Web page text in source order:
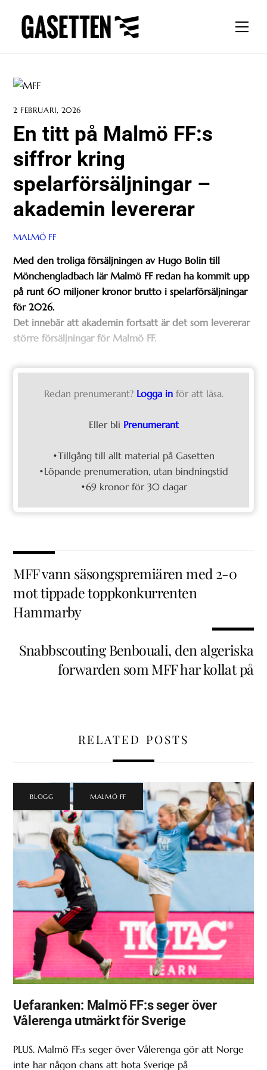
content
2 FEBRUARI, 2026
En titt på Malmö FF:s
siffror kring
spelarförsäljningar –
akademin levererar
MALMÖ FF
Med den troliga försäljningen av Hugo Bolin till
Mönchengladbach lär Malmö FF redan ha kommit upp
på runt 60 miljoner kronor brutto i spelarförsäljningar
för 2026.
Det innebär att akademin fortsatt är det som levererar
större försäljningar för Malmö FF.
Redan prenumerant? Logga in för att läsa.
Eller bli Prenumerant
•Tillgång till allt material på Gasetten
•Löpande prenumeration, utan bindningstid
•69 kronor för 30 dagar
MFF vann säsongspremiären med 2-0
mot tippade toppkonkurrenten
Hammarby
Snabbscouting Benbouali, den algeriska
forwarden som MFF har kollat på
RELATED POSTS
BLOGG MALMÖ FF
Uefaranken: Malmö FF:s seger över
Vålerenga utmärkt för Sverige
PLUS. Malmö FF:s seger över Vålerenga gör att Norge
inte har någon chans att hota Sverige på